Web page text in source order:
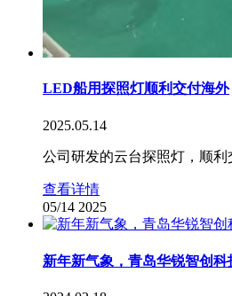
LED船用探照灯顺利交付海外
2025.05.14
公司研发的云台探照灯，顺利
查看详情
05/14 2025
新年新气象，青岛华锐智创